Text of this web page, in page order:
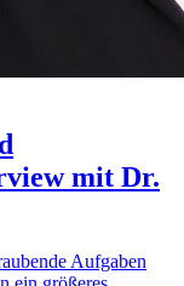
mit Dr.
Aufgaben